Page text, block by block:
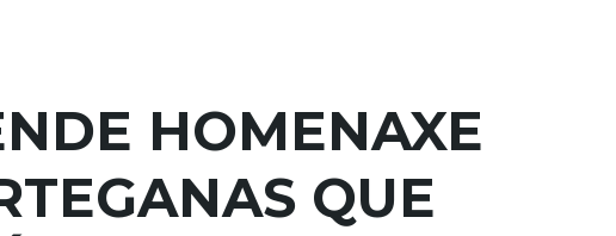
HOMENAXE
QUE